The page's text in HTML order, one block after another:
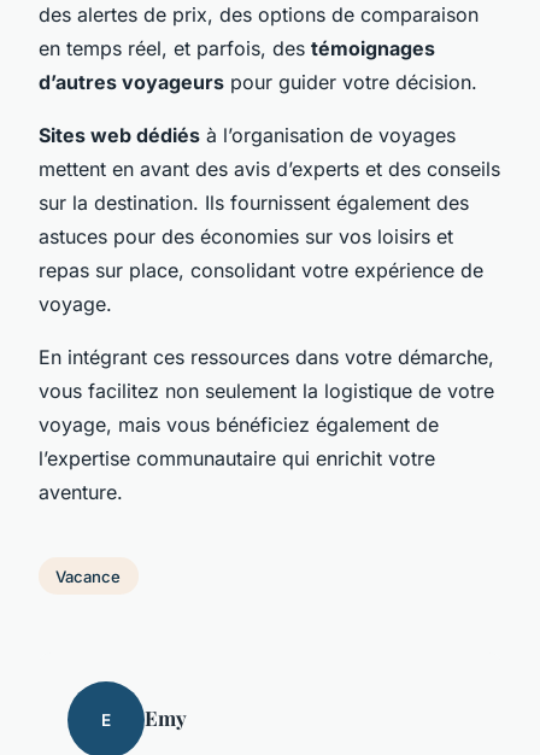
des alertes de prix, des options de comparaison
en temps réel, et parfois, des témoignages
d’autres voyageurs pour guider votre décision.
Sites web dédiés à l’organisation de voyages
mettent en avant des avis d’experts et des conseils
sur la destination. Ils fournissent également des
astuces pour des économies sur vos loisirs et
repas sur place, consolidant votre expérience de
voyage.
En intégrant ces ressources dans votre démarche,
vous facilitez non seulement la logistique de votre
voyage, mais vous bénéficiez également de
l’expertise communautaire qui enrichit votre
aventure.
Vacance
E Emy